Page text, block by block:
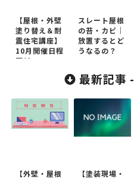
【屋根・外壁
塗り替え＆耐
震住宅講座】
10月開催日程
更新
スレート屋根
の苔・カビ｜
放置するとど
うなるの？
最新記事 -
【外壁・屋根
【塗装現場・